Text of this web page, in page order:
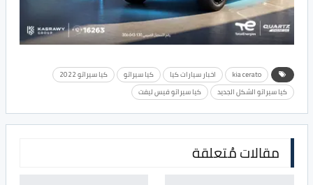
kia cerato اخبار سيارات كيا كيا سيراتو
كيا سيراتو 2022
كيا سيراتو الشكل الجديد
كيا سيراتو فيس ليفت
مقالات مُتعلقة